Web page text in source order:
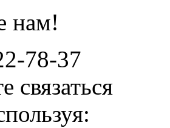
нам!
78-37
связаться